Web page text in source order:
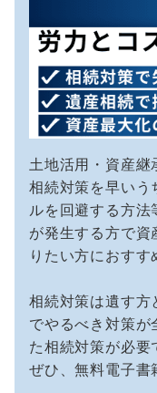
土地活用・資産継
相続対策を早いう
ルを回避する方
が発生する方で資
りたい方におすす
相続対策は遺す方
でやるべき対策が
た相続対策が必要
ぜひ、無料電子書